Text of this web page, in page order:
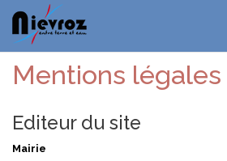
Mentions légales
Editeur du site
Mairie